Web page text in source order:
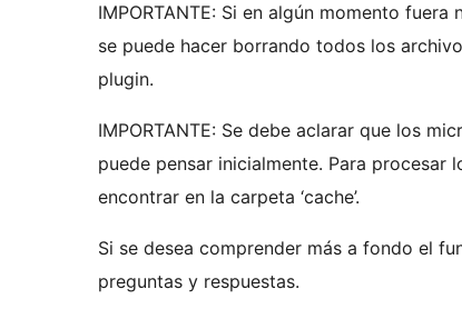
IMPORTANTE: Si en algún momento
se puede hacer borrando todos los
plugin.
IMPORTANTE: Se debe aclarar que los
puede pensar inicialmente. Para procesar
encontrar en la carpeta ‘cache’.
Si se desea comprender más a fondo el
preguntas y respuestas.